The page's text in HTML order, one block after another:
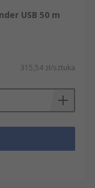
USB 50 m
315,54 zł/sztuka